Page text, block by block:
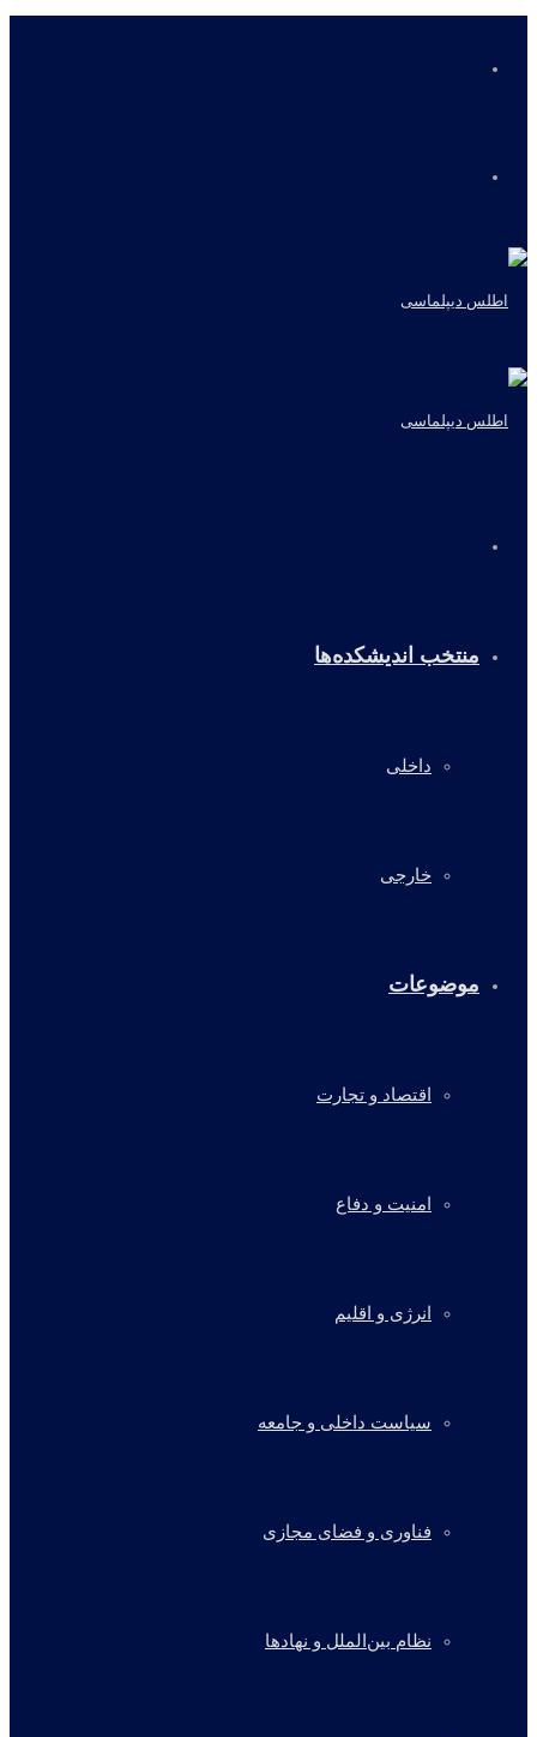
منتخب اندیشکده‌ها
داخلی
خارجی
موضوعات
اقتصاد و تجارت
امنیت و دفاع
انرژی و اقلیم
سیاست داخلی و جامعه
فناوری و فضای مجازی
نظام بین‌الملل و نهادها